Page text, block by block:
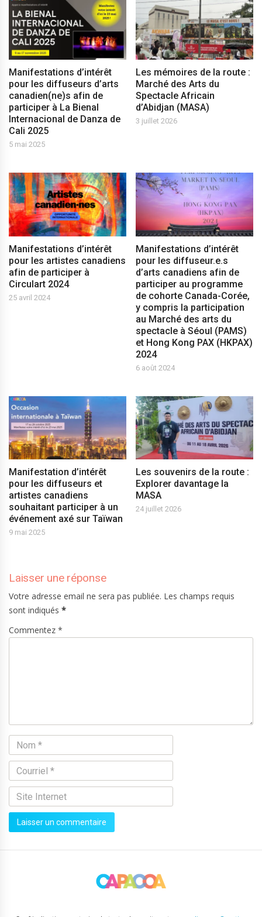
Manifestations d’intérêt
pour les diffuseurs d’arts
canadien(ne)s afin de
participer à La Bienal
Internacional de Danza de
Cali 2025
5 mai 2025
Les mémoires de la route :
Marché des Arts du
Spectacle Africain
d’Abidjan (MASA)
3 juillet 2026
Manifestations d’intérêt
pour les artistes canadiens
afin de participer à
Circulart 2024
25 avril 2024
Manifestations d’intérêt
pour les diffuseur.e.s
d’arts canadiens afin de
participer au programme
de cohorte Canada-Corée,
y compris la participation
au Marché des arts du
spectacle à Séoul (PAMS)
et Hong Kong PAX (HKPAX)
2024
6 août 2024
Manifestation d’intérêt
pour les diffuseurs et
artistes canadiens
souhaitant participer à un
événement axé sur Taïwan
9 mai 2025
Les souvenirs de la route :
Explorer davantage la
MASA
24 juillet 2026
Laisser une réponse
Votre adresse email ne sera pas publiée. Les champs requis
sont indiqués *
Commentez *